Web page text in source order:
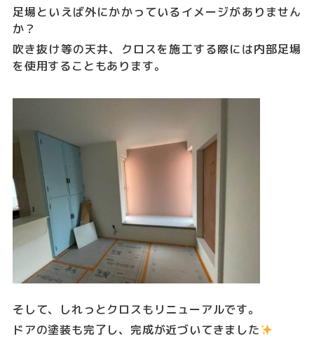
足場といえば外にかかっているイメージがありません
か？
吹き抜け等の天井、クロスを施工する際には内部足場
を使用することもあります。
そして、しれっとクロスもリニューアルです。
ドアの塗装も完了し、完成が近づいてきました